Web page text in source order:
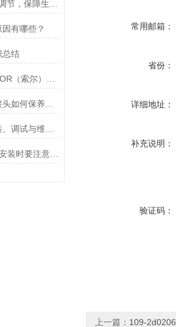
有哪些？
总结
DEUBLIN(杜博林)旋转接头如何保养？需要注意哪些事项？
Fairchild(仙童)调压阀在安装时要注意有哪些需要注意的地方？
常用邮箱：
省份：
详细地址：
补充说明：
验证码：
上一篇： 109-